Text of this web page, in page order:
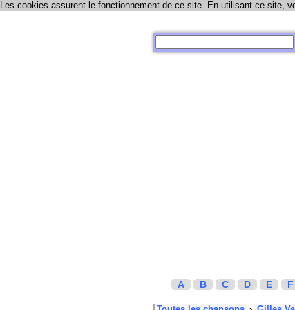
Les cookies assurent le fonctionnement de ce site. En utilisant ce site,
A B C D E F